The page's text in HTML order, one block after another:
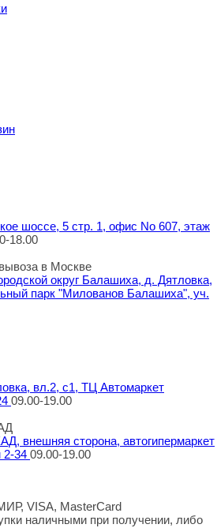
шоссе, 5 стр. 1, офис No 607, этаж
18.00
в Москве
округ Балашиха, д. Дятловка,
парк "Милованов Балашиха", уч.
вл.2, с1, ТЦ Автомаркет
09.00-19.00
внешняя сторона, автогипермаркет
2-34 09.00-19.00
наличными при получении, либо